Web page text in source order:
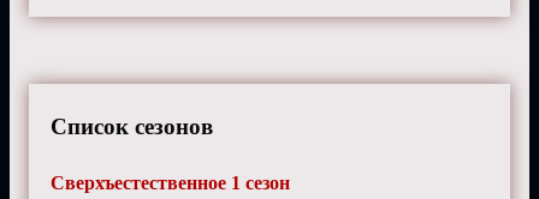
Список сезонов
Сверхъестественное 1 сезон